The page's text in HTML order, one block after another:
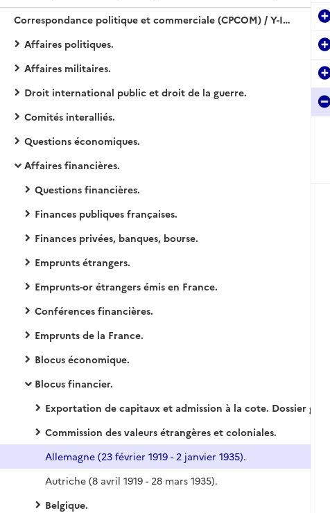
Correspondance politique et commerciale (CPCOM) / Y-Internationale
Affaires politiques.
Affaires militaires.
Droit international public et droit de la guerre.
Comités interalliés.
Questions économiques.
Affaires financières.
Questions financières.
Finances publiques françaises.
Finances privées, banques, bourse.
Emprunts étrangers.
Emprunts-or étrangers émis en France.
Conférences financières.
Emprunts de la France.
Blocus économique.
Blocus financier.
Exportation de capitaux et admission à la cote. Dossier général.
Commission des valeurs étrangères et coloniales.
Allemagne (23 février 1919 - 2 janvier 1935).
Autriche (8 avril 1919 - 28 mars 1935).
Belgique.